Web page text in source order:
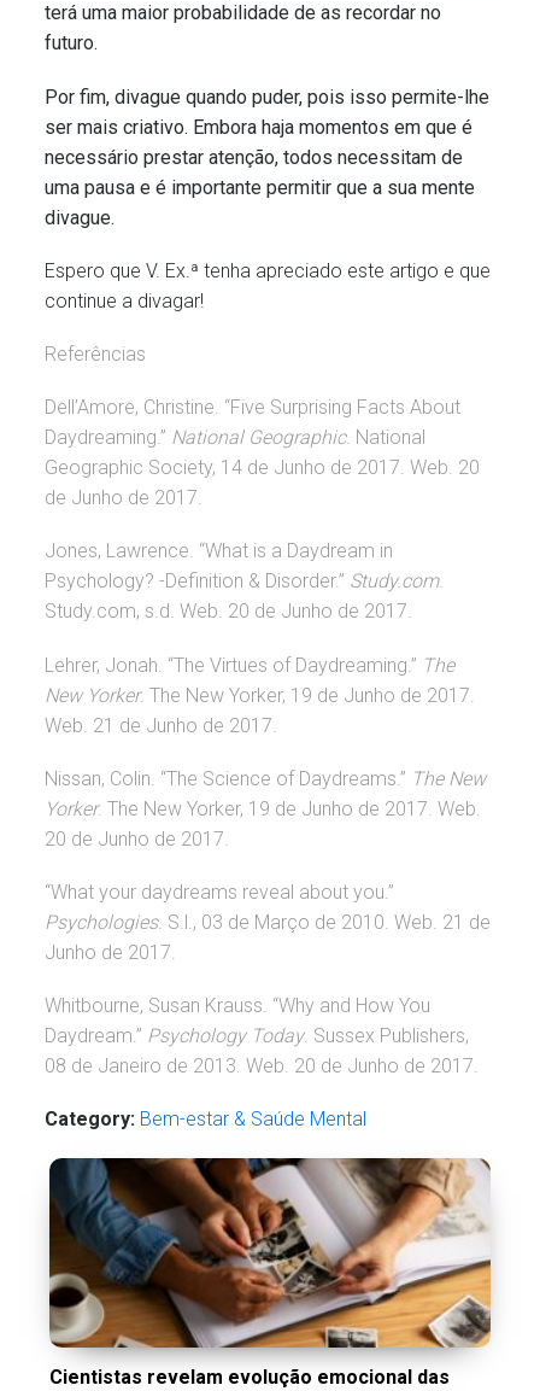
terá uma maior probabilidade de as recordar no
futuro.
Por fim, divague quando puder, pois isso permite-lhe
ser mais criativo. Embora haja momentos em que é
necessário prestar atenção, todos necessitam de
uma pausa e é importante permitir que a sua mente
divague.
Espero que V. Ex.ª tenha apreciado este artigo e que
continue a divagar!
Referências
Dell’Amore, Christine. “Five Surprising Facts About
Daydreaming.” National Geographic. National
Geographic Society, 14 de Junho de 2017. Web. 20
de Junho de 2017.
Jones, Lawrence. “What is a Daydream in
Psychology? -Definition & Disorder.” Study.com.
Study.com, s.d. Web. 20 de Junho de 2017.
Lehrer, Jonah. “The Virtues of Daydreaming.” The
New Yorker. The New Yorker, 19 de Junho de 2017.
Web. 21 de Junho de 2017.
Nissan, Colin. “The Science of Daydreams.” The New
Yorker. The New Yorker, 19 de Junho de 2017. Web.
20 de Junho de 2017.
“What your daydreams reveal about you.”
Psychologies. S.l., 03 de Março de 2010. Web. 21 de
Junho de 2017.
Whitbourne, Susan Krauss. “Why and How You
Daydream.” Psychology Today. Sussex Publishers,
08 de Janeiro de 2013. Web. 20 de Junho de 2017.
Category: Bem-estar & Saúde Mental
Cientistas revelam evolução emocional das